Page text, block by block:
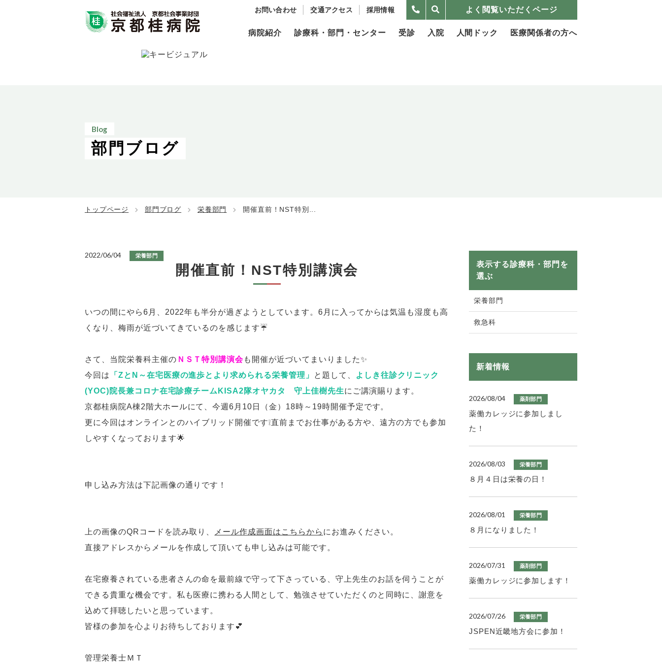
お問い合わせ 交通アクセス 採用情報 よく閲覧いただくページ
病院紹介 診療科・部門・センター 受診 入院 人間ドック 医療関係者の方へ
Blog
部門ブログ
トップページ 部門ブログ 栄養部門 開催直前！NST特別...
2022/06/04 栄養部門
開催直前！NST特別講演会
いつの間にやら6月、2022年も半分が過ぎようとしています。6月に入ってからは気温も湿度も高
くなり、梅雨が近づいてきているのを感じます☔
さて、当院栄養科主催の ＮＳＴ特別講演会も開催が近づいてまいりました✨
今回は
「ZとN～在宅医療の進歩とより求められる栄養管理」 と題して、
よしき往診クリニック
(YOC)院長兼コロナ在宅診療チームKISA2隊オヤカタ 守上佳樹先生にご講演賜ります。
京都桂病院A棟2 階大ホールにて、今週6月10日（金）18時～19時開催予定です。
更に今回はオンラインとのハイブリッド開催です❕直前までお仕事がある方や、遠方の方でも参加
しやすくなっております🌟
申し込み方法は下記画像の通りです！
上の画像のQRコードを読み取り、 メール作成画面はこちらから にお進みください。
直接アドレスからメールを作成して頂いても申し込みは可能です。
在宅療養されている患者さんの命を最前線で守って下さっている、守上先生のお話を伺うことが
できる貴重な機会です。私も医療に携わる人間として、勉強させていただくのと同時に、謝意を
込めて拝聴したいと思っています。
皆様の参加を心よりお待ちしております💕
管理栄養士ＭＴ
表示する診療科・部門を
選ぶ
栄養部門
救急科
新着情報
2026/08/04 薬剤部門
薬働カレッジに参加しまし
た！
2026/08/03 栄養部門
８月４日は栄養の日！
2026/08/01 栄養部門
８月になりました！
2026/07/31 薬剤部門
薬働カレッジに参加します！
2026/07/26 栄養部門
JSPEN近畿地方会に参加！